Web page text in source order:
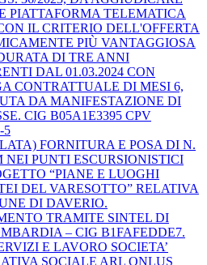
PIATTAFORMA TELEMATICA
IL CRITERIO DELL'OFFERTA
PIÙ VANTAGGIOSA
DI TRE ANNI
DAL 01.03.2024 CON
CONTRATTUALE DI MESI 6,
DA MANIFESTAZIONE DI
CIG B05A1E3395 CPV
5
FORNITURA E POSA DI N.
NEI PUNTI ESCURSIONISTICI
“PIANE E LUOGHI
DEL VARESOTTO” RELATIVA
DI DAVERIO.
TRAMITE SINTEL DI
– CIG B1FAFEDDE7.
E LAVORO SOCIETA’
SOCIALE ARL ONLUS